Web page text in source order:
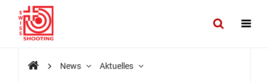
News Aktuelles